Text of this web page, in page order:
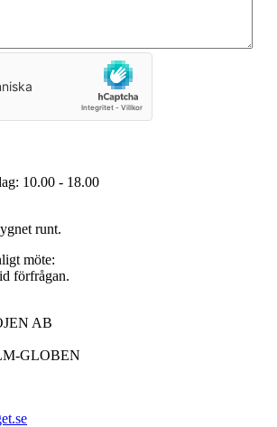
10.00 - 18.00
runt.
möte:
förfrågan.
AB
GLOBEN